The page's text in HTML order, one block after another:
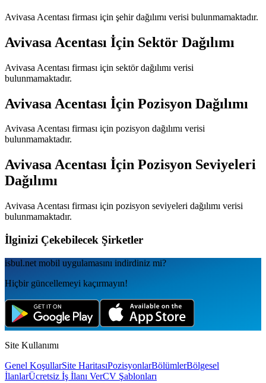
Avivasa Acentası firması için şehir dağılımı verisi bulunmamaktadır.
Avivasa Acentası İçin Sektör Dağılımı
Avivasa Acentası firması için sektör dağılımı verisi
bulunmamaktadır.
Avivasa Acentası İçin Pozisyon Dağılımı
Avivasa Acentası firması için pozisyon dağılımı verisi
bulunmamaktadır.
Avivasa Acentası İçin Pozisyon Seviyeleri
Dağılımı
Avivasa Acentası firması için pozisyon seviyeleri dağılımı verisi
bulunmamaktadır.
İlginizi Çekebilecek Şirketler
isbul.net mobil uygulamаsını indirdiniz mi?
Hiçbir güncellemeyi kaçırmayın!
Site Kullanımı
Genel KoşullarSite HaritasıPozisyonlarBölümlerBölgesel
İlanlarÜcretsiz İş İlanı VerCV Şablonları